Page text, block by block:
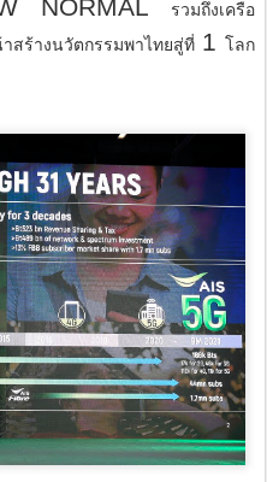
NORMAL
รวมถึงเครือ
สร้างนวัตกรรมพาไทยสู่ที่ 1 โลก